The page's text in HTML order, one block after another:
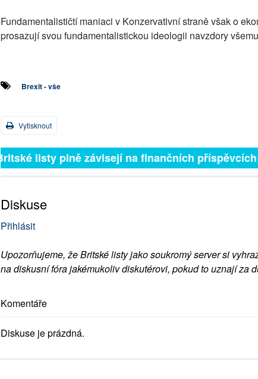
Fundamentalističtí maniaci v Konzervativní straně však o
prosazují svou fundamentalistickou ideologii navzdory
Brexit - vše
Vytisknout
Britské listy plně závisejí na finančních
Diskuse
Přihlásit
Upozorňujeme, že Britské listy jako soukromý server si
na diskusní fóra jakémukoliv diskutérovi, pokud to uznají za
Komentáře
Diskuse je prázdná.